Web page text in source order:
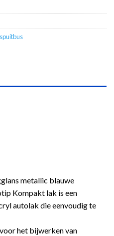
metallic blauwe
Kompakt lak is een
autolak die eenvoudig te
het bijwerken van